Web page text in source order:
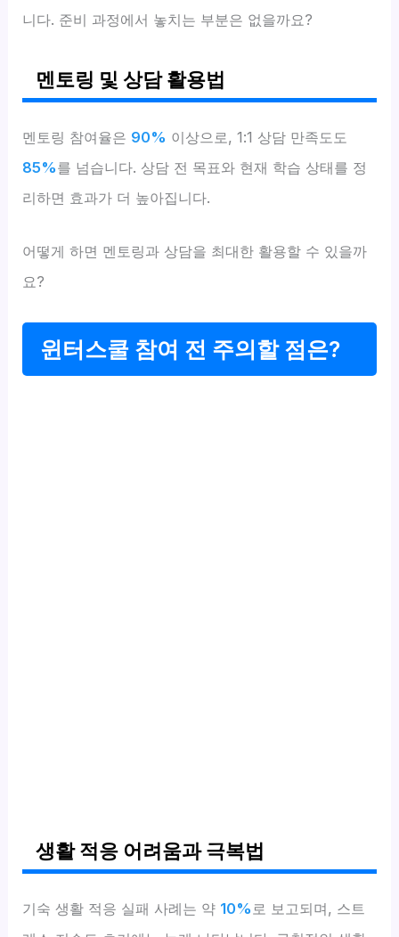
니다. 준비 과정에서 놓치는 부분은 없을까요?
멘토링 및 상담 활용법
멘토링 참여율은 90% 이상으로, 1:1 상담 만족도도
85%를 넘습니다. 상담 전 목표와 현재 학습 상태를 정
리하면 효과가 더 높아집니다.
어떻게 하면 멘토링과 상담을 최대한 활용할 수 있을까
요?
윈터스쿨 참여 전 주의할 점은?
생활 적응 어려움과 극복법
기숙 생활 적응 실패 사례는 약 10%로 보고되며, 스트